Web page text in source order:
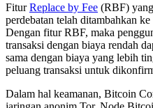
FiturReplace by Fee (RBF)
perdebatan telah ditambahkan
Dengan fitur RBF, maka
transaksi dengan biaya rendah
sama dengan biaya yang lebih
peluang transaksi untuk
Dalam hal keamanan, Bitcoin